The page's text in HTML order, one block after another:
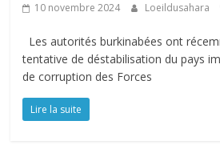
10 novembre 2024 Loeildusahara
Les autorités burkinabées ont
tentative de déstabilisation du pays
de corruption des Forces
Lire la suite